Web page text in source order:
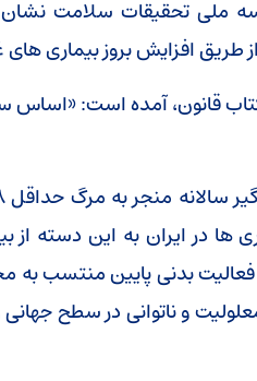
ملی تحقیقات سلامت
طریق افزایش بروز بیماری
کتاب قانون، آمده است: «اساس
کل بار بیماری ها در ایران به این
سال های ۱۳۶۹ تا ۱۳۹۶ درصد فعالیت بدنی